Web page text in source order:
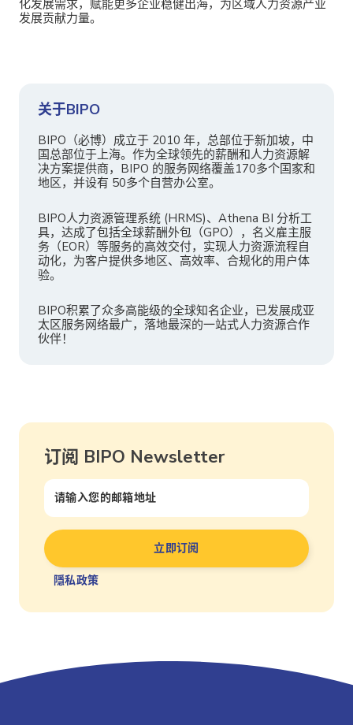
化发展需求，赋能更多企业稳健出海，为区域人力资源产业
发展贡献力量。
关于BIPO
BIPO（必博）成立于 2010 年，总部位于新加坡，中
国总部位于上海。作为全球领先的薪酬和人力资源解
决方案提供商，BIPO 的服务网络覆盖170多个国家和
地区，并设有 50多个自营办公室。
BIPO人力资源管理系统 (HRMS)、Athena BI 分析工
具，达成了包括全球薪酬外包（GPO），名义雇主服
务（EOR）等服务的高效交付，实现人力资源流程自
动化，为客户提供多地区、高效率、合规化的用户体
验。
BIPO积累了众多高能级的全球知名企业，已发展成亚
太区服务网络最广，落地最深的一站式人力资源合作
伙伴！
订阅 BIPO Newsletter
隱私政策